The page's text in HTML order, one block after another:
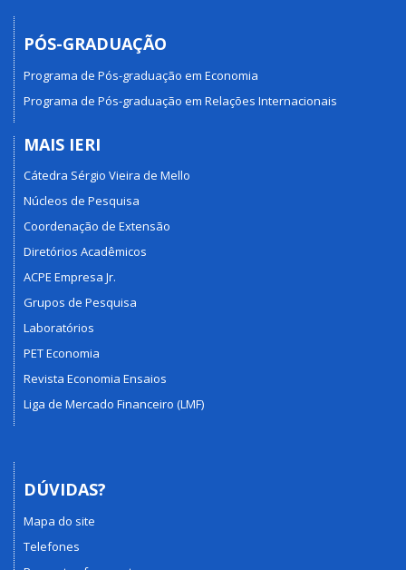
PÓS-GRADUAÇÃO
Programa de Pós-graduação em Economia
Programa de Pós-graduação em Relações Internacionais
MAIS IERI
Cátedra Sérgio Vieira de Mello
Núcleos de Pesquisa
Coordenação de Extensão
Diretórios Acadêmicos
ACPE Empresa Jr.
Grupos de Pesquisa
Laboratórios
PET Economia
Revista Economia Ensaios
Liga de Mercado Financeiro (LMF)
DÚVIDAS?
Mapa do site
Telefones